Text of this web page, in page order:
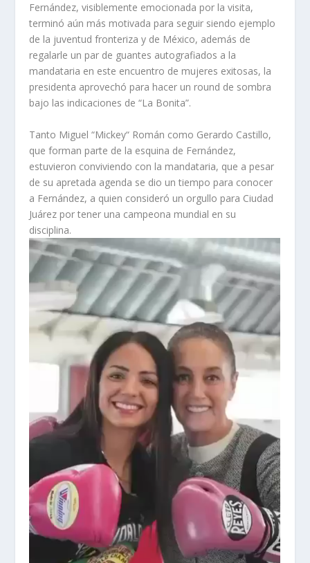
Fernández, visiblemente emocionada por la visita,
terminó aún más motivada para seguir siendo ejemplo
de la juventud fronteriza y de México, además de
regalarle un par de guantes autografiados a la
mandataria en este encuentro de mujeres exitosas, la
presidenta aprovechó para hacer un round de sombra
bajo las indicaciones de “La Bonita”.
Tanto Miguel “Mickey“ Román como Gerardo Castillo,
que forman parte de la esquina de Fernández,
estuvieron conviviendo con la mandataria, que a pesar
de su apretada agenda se dio un tiempo para conocer
a Fernández, a quien consideró un orgullo para Ciudad
Juárez por tener una campeona mundial en su
disciplina.